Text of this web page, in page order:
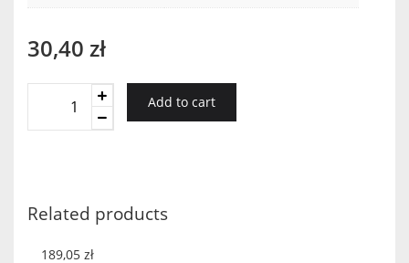
30,40 zł
HEREFORD
SHIRAZ
Add to cart
Related products
189,05 zł